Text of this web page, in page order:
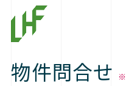
物件問合せ